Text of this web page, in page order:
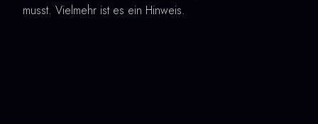
musst. Vielmehr ist es ein Hinweis.